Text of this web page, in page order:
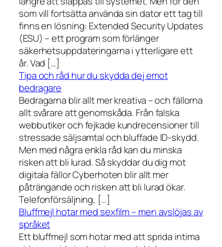
som vill fortsätta använda sin dator ett tag till
finns en lösning: Extended Security Updates
(ESU) – ett program som förlänger
säkerhetsuppdateringarna i ytterligare ett
år. Vad […]
Tipa och råd hur du skydda dej emot
bedragare
Bedragarna blir allt mer kreativa – och fällorna
allt svårare att genomskåda. Från falska
webbutiker och fejkade kundrecensioner till
stressade säljsamtal och bluffade ID-skydd.
Men med några enkla råd kan du minska
risken att bli lurad. Så skyddar du dig mot
digitala fällor Cyberhoten blir allt mer
påträngande och risken att bli lurad ökar.
Telefonförsäljning, […]
Bluffmejl hotar med sexfilm – men avslöjas av
språket
Ett bluffmejl som hotar med att sprida intima